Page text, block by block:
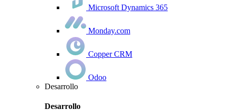
Microsoft Dynamics 365
Monday.com
Copper CRM
Odoo
Desarrollo
Desarrollo